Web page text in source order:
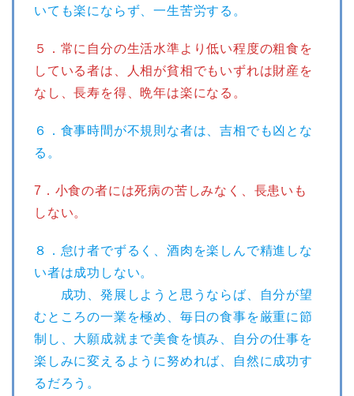
いても楽にならず、一生苦労する。
５．常に自分の生活水準より低い程度の粗食を
している者は、人相が貧相でもいずれは財産を
なし、長寿を得、晩年は楽になる。
６．食事時間が不規則な者は、吉相でも凶とな
る。
7．小食の者には死病の苦しみなく、長患いも
しない。
８．怠け者でずるく、酒肉を楽しんで精進しな
い者は成功しない。
成功、発展しようと思うならば、自分が望
むところの一業を極め、毎日の食事を厳重に節
制し、大願成就まで美食を慎み、自分の仕事を
楽しみに変えるように努めれば、自然に成功す
るだろう。